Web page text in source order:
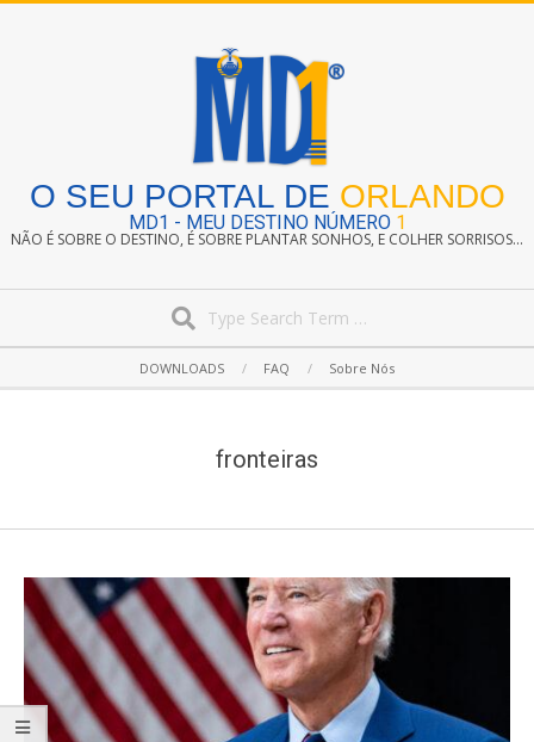
O SEU PORTAL DE ORLANDO
MD1 - MEU DESTINO NÚMERO 1
NÃO É SOBRE O DESTINO, É SOBRE PLANTAR SONHOS, E COLHER SORRISOS...
Navigation
DOWNLOADS FAQ Sobre Nós
fronteiras